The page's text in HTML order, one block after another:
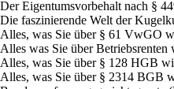
Der Eigentumsvorbehalt nach §
Die faszinierende Welt der
Alles, was Sie über § 61 VwGO
Alles was Sie über Betriebsrenten
Alles, was Sie über § 128 HGB
Alles, was Sie über § 2314 BGB